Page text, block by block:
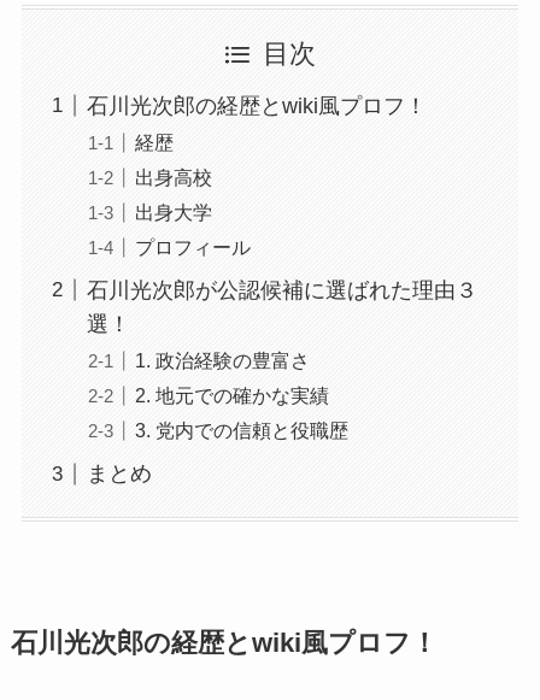
目次
石川光次郎の経歴とwiki風プロフ！
経歴
出身高校
出身大学
プロフィール
石川光次郎が公認候補に選ばれた理由３
選！
1. 政治経験の豊富さ
2. 地元での確かな実績
3. 党内での信頼と役職歴
まとめ
石川光次郎の経歴とwiki風プロフ！